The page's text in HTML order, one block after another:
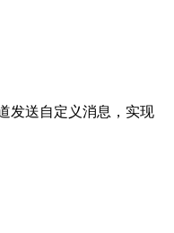
发送自定义消息，实现